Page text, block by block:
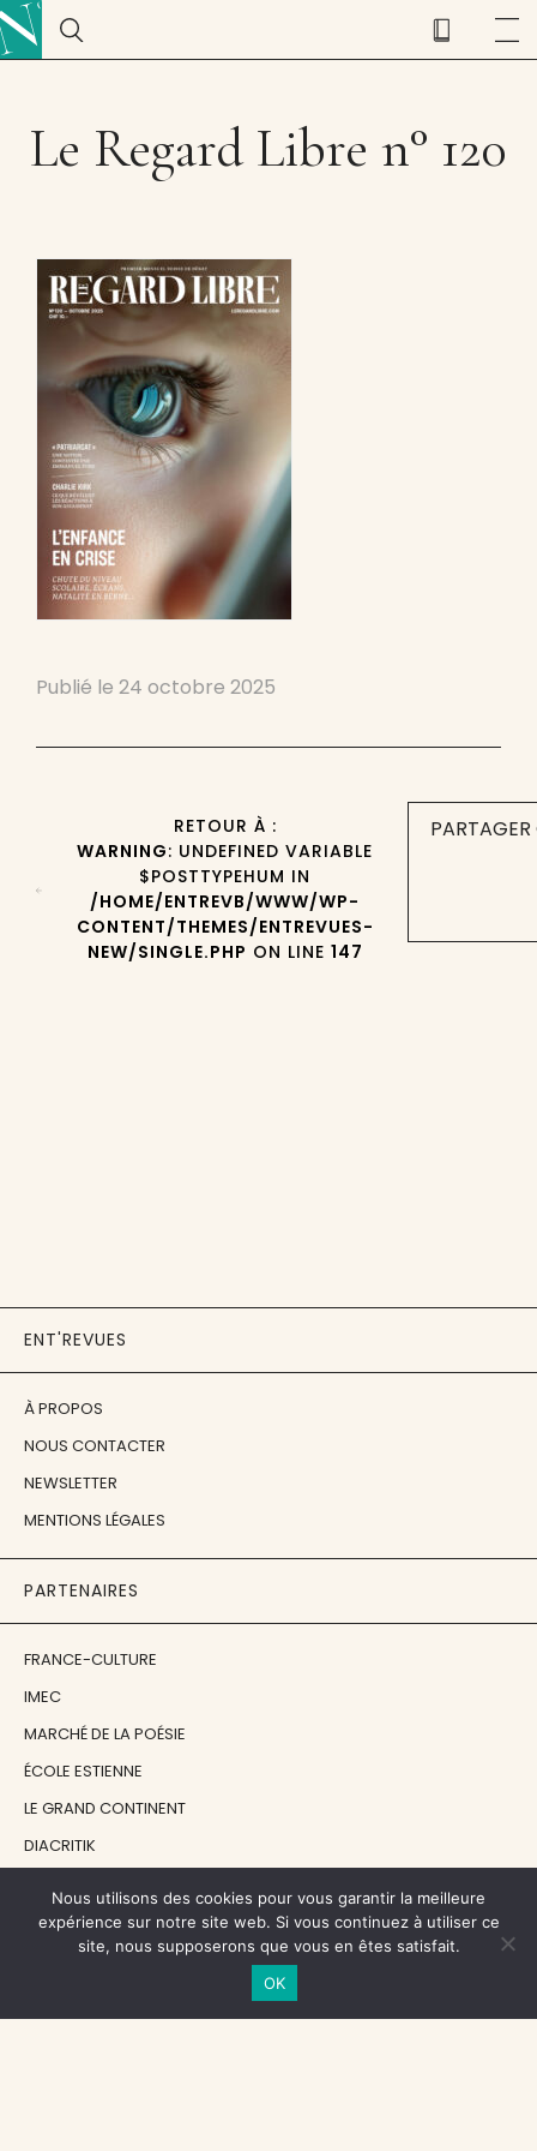
Le Regard Libre n° 120
Publié le 24 octobre 2025
RETOUR À :
WARNING: UNDEFINED VARIABLE
$POSTTYPEHUM IN
/HOME/ENTREVB/WWW/WP-
CONTENT/THEMES/ENTREVUES-
NEW/SINGLE.PHP ON LINE 147
ENT'REVUES
À PROPOS
NOUS CONTACTER
NEWSLETTER
MENTIONS LÉGALES
PARTENAIRES
FRANCE-CULTURE
IMEC
MARCHÉ DE LA POÉSIE
ÉCOLE ESTIENNE
LE GRAND CONTINENT
DIACRITIK
NOS SOUTIENS
CENTRE NATIONAL DU LIVRE
Nous utilisons des cookies pour vous garantir la meilleure
expérience sur notre site web. Si vous continuez à utiliser ce
site, nous supposerons que vous en êtes satisfait.
OK